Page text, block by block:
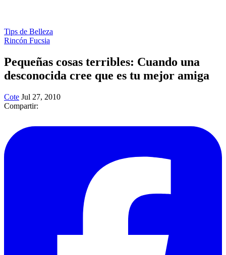
Tips de Belleza
Rincón Fucsia
Pequeñas cosas terribles: Cuando una
desconocida cree que es tu mejor amiga
Cote Jul 27, 2010
Compartir: